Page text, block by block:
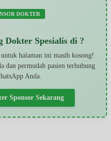
DOKTER
Dokter Spesialis di ?
halaman ini masih kosong!
permudah pasien terhubung
Anda.
Sponsor Sekarang